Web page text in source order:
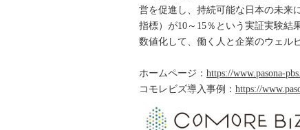
営を促進し、持続可能な日本の未来
指標）が10～15％という実証実験
数値化して、働く人と企業のウェル
ホームページ： https://www.pasona-
コモレビズ導入事例： https://